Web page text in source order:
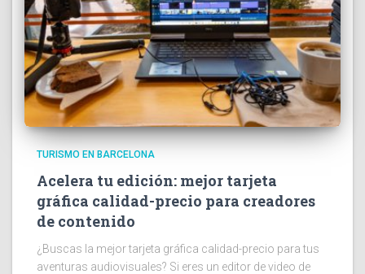
TURISMO EN BARCELONA
Acelera tu edición: mejor tarjeta
gráfica calidad-precio para creadores
de contenido
¿Buscas la mejor tarjeta gráfica calidad-precio para tus
aventuras audiovisuales? Si eres un editor de video de